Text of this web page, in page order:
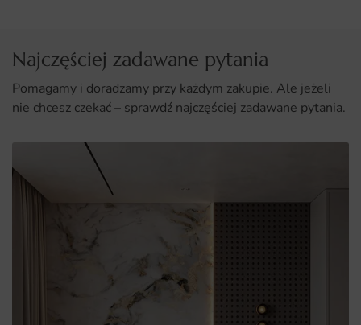
Najczęściej zadawane pytania
Pomagamy i doradzamy przy każdym zakupie. Ale jeżeli
nie chcesz czekać – sprawdź najczęściej zadawane pytania.